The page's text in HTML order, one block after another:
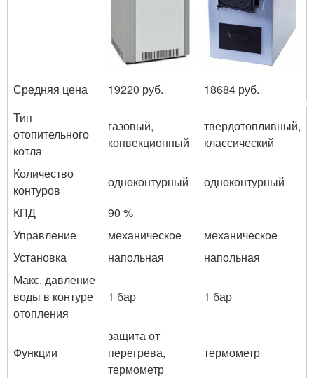
Средняя цена 19220 руб.
18684 руб.
Тип
отопительного
котла
газовый,
конвекционный
твердотопливный,
классический
Количество
контуров
одноконтурный
одноконтурный
КПД
90 %
Управление
механическое
механическое
Установка
напольная
напольная
Макс. давление
воды в контуре
отопления
1 бар 1 бар
Функции
защита от
перегрева,
термометр
термометр